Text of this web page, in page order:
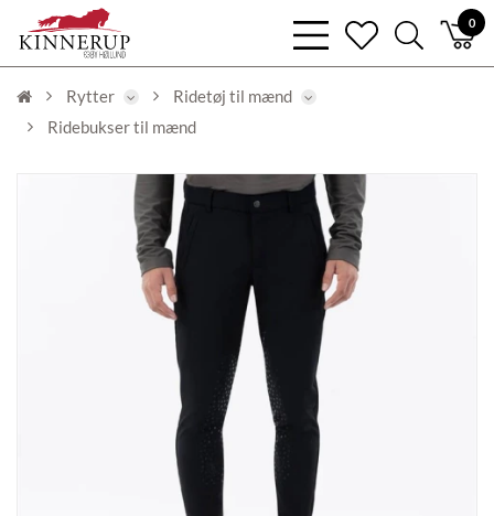
0
bars
light
heart
search
light
Rytter
Ridetøj til mænd
Ridebukser til mænd